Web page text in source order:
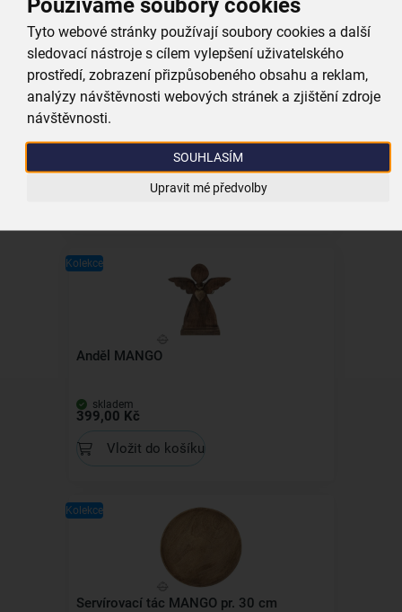
Tyto webové stránky používají soubory cookies a další
sledovací nástroje s cílem vylepšení uživatelského
prostředí, zobrazení přizpůsobeného obsahu a reklam,
analýzy návštěvnosti webových stránek a zjištění zdroje
návštěvnosti.
SOUHLASÍM
Upravit mé předvolby
Kolekce
Podtácek MANGO hvězda
59,00 Kč
Kolekce
Anděl MANGO
skladem
399,00 Kč
Vložit do košíku
Kolekce
Servírovací tác MANGO pr. 30 cm